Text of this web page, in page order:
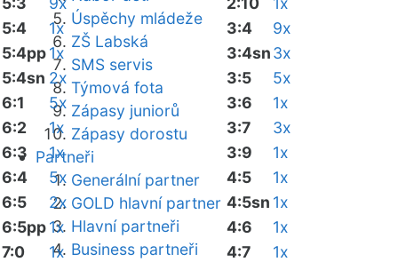
Úspěchy mládeže
ZŠ Labská
SMS servis
Týmová fota
Zápasy juniorů
Zápasy dorostu
Partneři
Generální partner
GOLD hlavní partner
Hlavní partneři
Business partneři
5:4
1x
5:4pp1x
5:4sn 2x
6:1
5x
6:2
1x
6:3
1x
6:4
5x
6:5
2x
6:5pp1x
7:0
1x
3:4
9x
3:4sn3x
3:5
5x
3:6
1x
3:7
3x
3:9
1x
4:5
1x
4:5sn 1x
4:6
1x
4:7
1x